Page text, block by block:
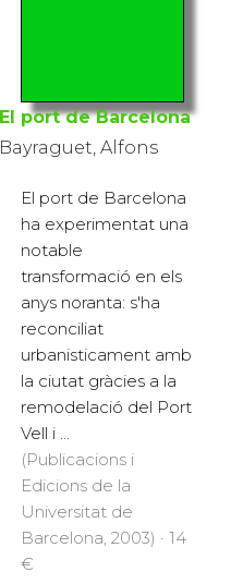
El port de Barcelona
Bayraguet, Alfons
El port de Barcelona
ha experimentat una
notable
transformació en els
anys noranta: s'ha
reconciliat
urbanisticament amb
la ciutat gràcies a la
remodelació del Port
Vell i ...
(Publicacions i
Edicions de la
Universitat de
Barcelona, 2003) · 14
€